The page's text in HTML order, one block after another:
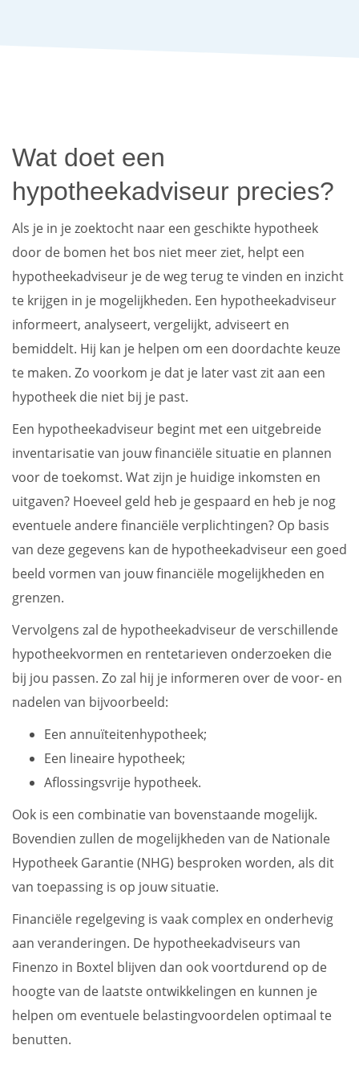
Wat doet een
hypotheekadviseur precies?
Als je in je zoektocht naar een geschikte hypotheek
door de bomen het bos niet meer ziet, helpt een
hypotheekadviseur je de weg terug te vinden en inzicht
te krijgen in je mogelijkheden. Een hypotheekadviseur
informeert, analyseert, vergelijkt, adviseert en
bemiddelt. Hij kan je helpen om een doordachte keuze
te maken. Zo voorkom je dat je later vast zit aan een
hypotheek die niet bij je past.
Een hypotheekadviseur begint met een uitgebreide
inventarisatie van jouw financiële situatie en plannen
voor de toekomst. Wat zijn je huidige inkomsten en
uitgaven? Hoeveel geld heb je gespaard en heb je nog
eventuele andere financiële verplichtingen? Op basis
van deze gegevens kan de hypotheekadviseur een goed
beeld vormen van jouw financiële mogelijkheden en
grenzen.
Vervolgens zal de hypotheekadviseur de verschillende
hypotheekvormen en rentetarieven onderzoeken die
bij jou passen. Zo zal hij je informeren over de voor- en
nadelen van bijvoorbeeld:
Een annuïteitenhypotheek;
Een lineaire hypotheek;
Aflossingsvrije hypotheek.
Ook is een combinatie van bovenstaande mogelijk.
Bovendien zullen de mogelijkheden van de Nationale
Hypotheek Garantie (NHG) besproken worden, als dit
van toepassing is op jouw situatie.
Financiële regelgeving is vaak complex en onderhevig
aan veranderingen. De hypotheekadviseurs van
Finenzo in Boxtel blijven dan ook voortdurend op de
hoogte van de laatste ontwikkelingen en kunnen je
helpen om eventuele belastingvoordelen optimaal te
benutten.